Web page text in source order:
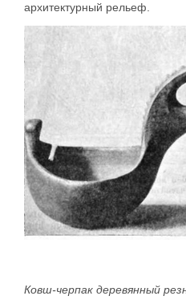
архитектурный рельеф.
Ковш-черпак деревянный